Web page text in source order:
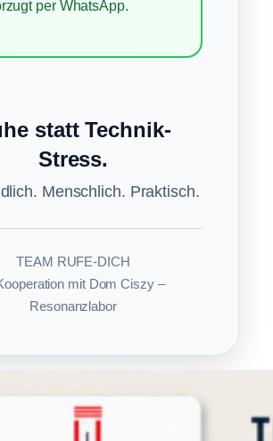
per WhatsApp.
statt Technik-
Stress.
Menschlich. Praktisch.
TEAM RUFE-DICH
mit Dom Ciszy –
Resonanzlabor